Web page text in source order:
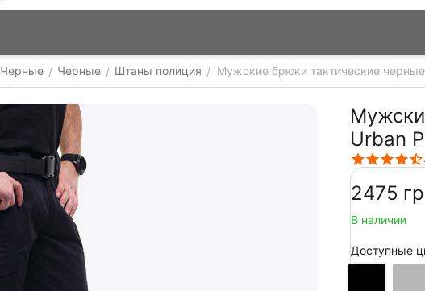
Черные / Черные / Штаны полиция / Мужские брюки тактические
Urban
‍2475‍
В наличии
Доступные